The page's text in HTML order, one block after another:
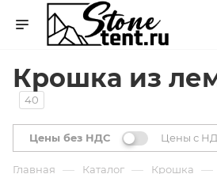
Крошка из
40
Цены без НДС Цены с
Главная — Каталог — Крошка —